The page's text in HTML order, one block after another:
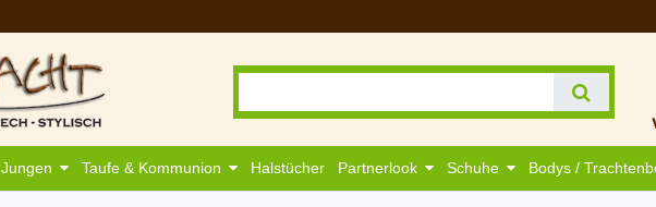
Jungen Taufe & Kommunion Halstücher Partnerlook Schuhe Bodys /